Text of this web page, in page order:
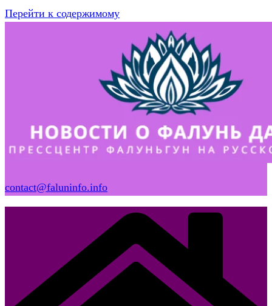
Перейти к содержимому
contact@faluninfo.info